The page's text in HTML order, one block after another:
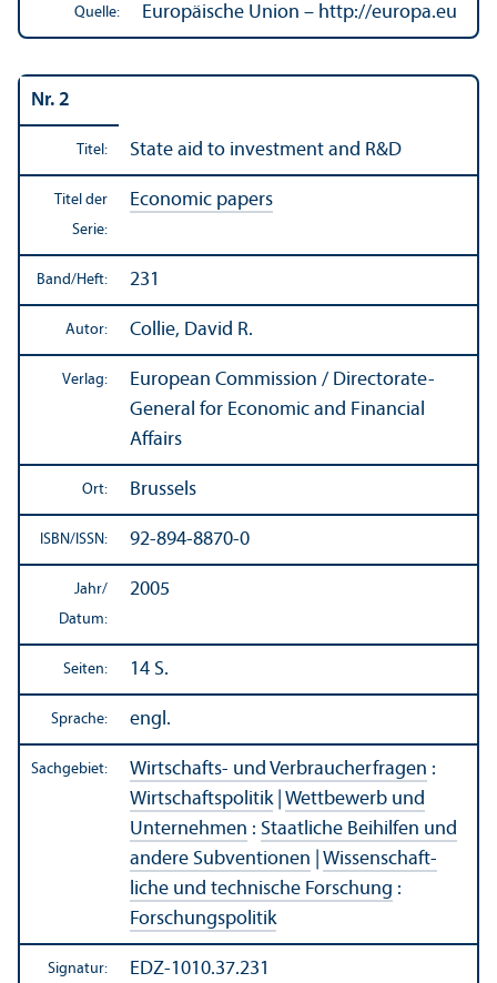
Quelle: Europäische Union – http://europa.eu
Nr. 2
Titel: State aid to investment and R&D
Titel der
Serie:
Economic papers
Band/Heft: 231
Autor: Collie, David R.
Verlag:
European Commission / Directorate-
General for Economic and Financial
Affairs
Ort: Brussels
ISBN/ ISSN: 92-894-8870-0
Jahr/
Datum:
2005
Seiten: 14 S.
Sprache: engl.
Sachgebiet: Wirtschafts- und Verbraucherfragen :
Wirtschafts­politik| Wettbewerb und
Unter­nehmen : Staatliche Beihilfen und
andere Subventionen
Wissenschaft­
liche und technische Forschung :
Forschungs­politik
Signatur: EDZ-1010.37.231